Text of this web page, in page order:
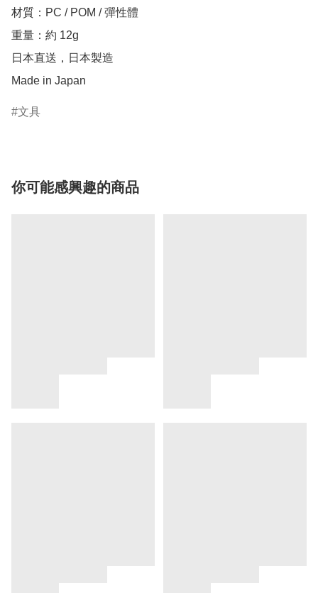
材質：PC / POM / 彈性體
重量：約 12g
日本直送，日本製造
Made in Japan
文具
你可能感興趣的商品